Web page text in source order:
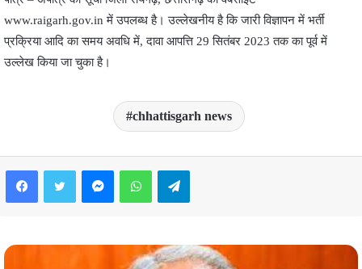
www.raigarh.gov.in में उपलब्ध है। उल्लेखनीय है कि जारी विज्ञापन में भर्ती
प्रक्रिया आदि का समय अवधि में, दावा आपत्ति 29 सितंबर 2023 तक का पूर्व में
उल्लेख किया जा चुका है।
chhattisgarh news
FacebookTwitter MessengerWhatsAppTelegram